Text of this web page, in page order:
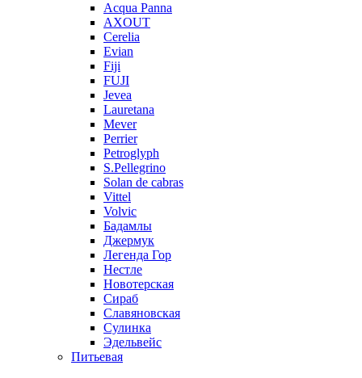
Acqua Panna
AXOUT
Cerelia
Evian
Fiji
FUJI
Jevea
Lauretana
Mever
Perrier
Petroglyph
S.Pellegrino
Solan de cabras
Vittel
Volvic
Бадамлы
Джермук
Легенда Гор
Нестле
Новотерская
Сираб
Славяновская
Сулинка
Эдельвейс
Питьевая